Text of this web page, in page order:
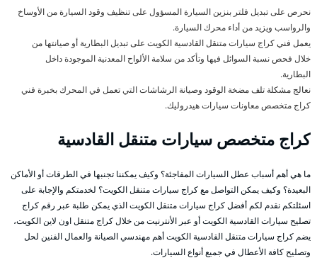
نحرص على تبديل فلتر بنزين السيارة المسؤول على تنظيف وقود السيارة من الأوساخ
والرواسب ويزيد من أداء محرك السيارة.
يعمل فني كراج سيارات متنقل القادسية الكويت على تبديل البطارية أو صيانتها من
خلال فحص نسبة السوائل فيها وتأكد من سلامة الألواح المعدنية الموجودة داخل
البطارية.
نعالج مشكلة تلف مضخة الوقود وصيانة الرشاشات التي تعمل في المحرك بخبرة فني
كراج متخصص معاونات سيارات هيدروليك.
كراج متخصص سيارات متنقل القادسية
ما هي أهم أسباب عطل السيارات المفاجئة؟ وكيف يمكننا تجنبها في الطرقات أو الأماكن
البعيدة؟ وكيف يمكن التواصل مع كراج سيارات متنقل الكويت؟ لخدمتكم والإجابة على
اسئلتكم نقدم لكم أفضل كراج سيارات متنقل الكويت الذي يمكن طلبة عبر رقم كراج
تصليح سيارات القادسية الكويت أو عبر الأنترنيت من خلال كراج متنقل اون لاين الكويت،
يضم كراج سيارات متنقل القادسية الكويت أهم مهندسي الصيانة والعمال الفنين لحل
وتصليح كافة الأعطال في جميع أنواع السيارات.